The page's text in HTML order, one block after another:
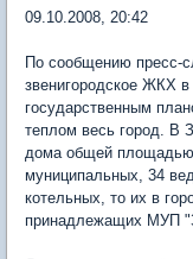
09.10.2008, 20:42
По сообщению пресс-
звенигородское ЖКХ
государственным
теплом весь город. В
дома общей площадью
муниципальных, 34
котельных, то их в
принадлежащих МУП